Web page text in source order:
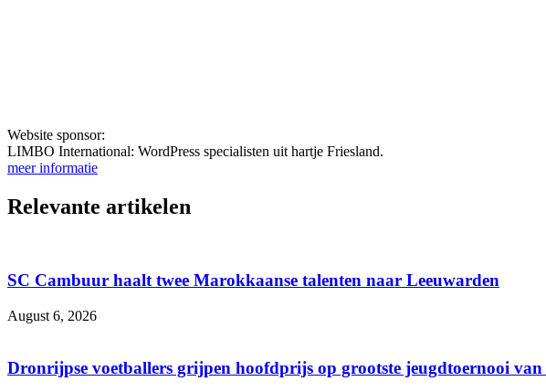
Website sponsor:
LIMBO International: WordPress specialisten uit hartje Friesland.
meer informatie
Relevante artikelen
SC Cambuur haalt twee Marokkaanse talenten naar Leeuwarden
August 6, 2026
Dronrijpse voetballers grijpen hoofdprijs op grootste jeugdtoernooi van